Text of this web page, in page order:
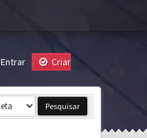
Entrar
Criar